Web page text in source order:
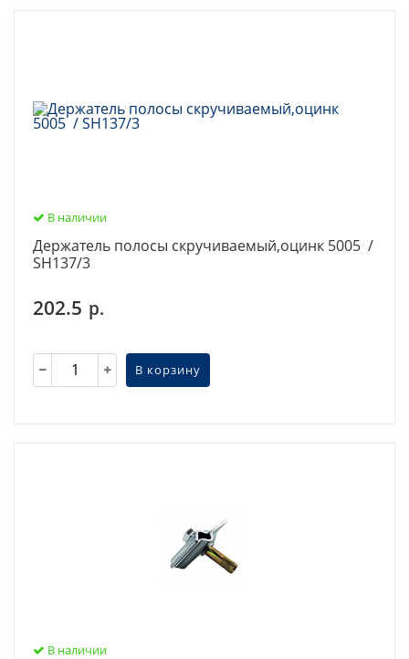
В наличии
Держатель полосы скручиваемый,оцинк 5005 /
SH137/3
202.5 р.
В корзину
В наличии